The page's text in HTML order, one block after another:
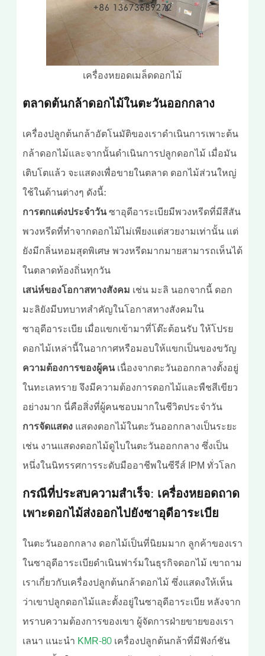
เครื่องหยอดเมล็ดดอกไม้
ตลาดต้นกล้าดอกไม้ในตะวันออกกลาง
เครื่องปลูกต้นกล้าอัตโนมัติของเราดำเนินการเพาะต้น
กล้าดอกไม้และจากนั้นดำเนินการปลูกดอกไม้ เมื่อมัน
เติบโตแล้ว จะแสดงเพื่อขายในตลาด ดอกไม้ส่วนใหญ่
ใช้ในด้านต่างๆ ดังนี้:
การตกแต่งประจำวันซาอุดีอาระเบียมีพวงหรีดที่มีสีสัน
พวงหรีดที่ทำจากดอกไม้ไม่เพียงแต่สวยงามเท่านั้น แต่
ยังมีกลิ่นหอมสุดพิเศษ พวงหรีดมากมายสามารถเห็นได้
ในตลาดท้องถิ่นทุกวัน
เสน่ห์ของโอกาสทางสังคม เช่น มะลิ นอกจากนี้ ดอก
มะลิยังมีบทบาทสำคัญในโอกาสทางสังคมใน
ซาอุดีอาระเบีย เมื่อแขกเข้ามาที่โต๊ะต้อนรับ ให้โปรย
ดอกไม้เหล่านี้ในอากาศหรือมอบให้แขกเป็นของขวัญ
ความต้องการของผู้คนเนื่องจากตะวันออกกลางตั้งอยู่
ในทะเลทราย จึงมีความต้องการดอกไม้และพืชสีเขียว
อย่างมาก นี่คือสิ่งที่ผู้คนชอบมากในชีวิตประจำวัน
การจัดแสดงแสดงดอกไม้ในตะวันออกกลางเป็นระยะ
เช่น งานแสดงดอกไม้ดูไบในตะวันออกกลาง ซึ่งเป็น
หนึ่งในนิทรรศการระดับมืออาชีพในซีรีส์ IPM ทั่วโลก
กรณีที่ประสบความสำเร็จ: เครื่องหยอดถาด
เพาะดอกไม้ส่งออกไปยังซาอุดีอาระเบีย
ในตะวันออกกลาง ดอกไม้เป็นที่นิยมมาก ลูกค้าของเรา
ในซาอุดีอาระเบียดำเนินฟาร์มในธุรกิจดอกไม้ เขาถาม
เราเกี่ยวกับเครื่องปลูกต้นกล้าดอกไม้ ซึ่งแสดงให้เห็น
ว่าเขาปลูกดอกไม้และตั้งอยู่ในซาอุดีอาระเบีย หลังจาก
ทราบความต้องการของเขา ผู้จัดการฝ่ายขายของเรา
เลนา แนะนำ KMR-80เครื่องปลูกต้นกล้าที่มีฟังก์ชัน